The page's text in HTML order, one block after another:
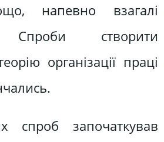
напевно взагалі
Спроби створити
організації праці
спроб започаткував